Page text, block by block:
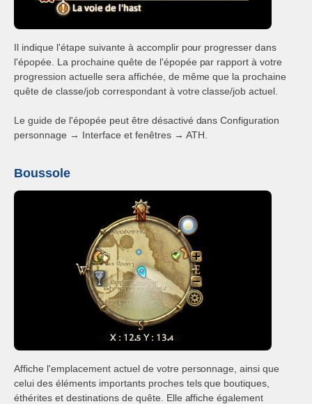
Il indique l'étape suivante à accomplir pour progresser dans
l'épopée. La prochaine quête de l'épopée par rapport à votre
progression actuelle sera affichée, de même que la prochaine
quête de classe/job correspondant à votre classe/job actuel.
Le guide de l'épopée peut être désactivé dans Configuration
personnage → Interface et fenêtres → ATH.
Boussole
Affiche l'emplacement actuel de votre personnage, ainsi que
celui des éléments importants proches tels que boutiques,
éthérites et destinations de quête. Elle affiche également